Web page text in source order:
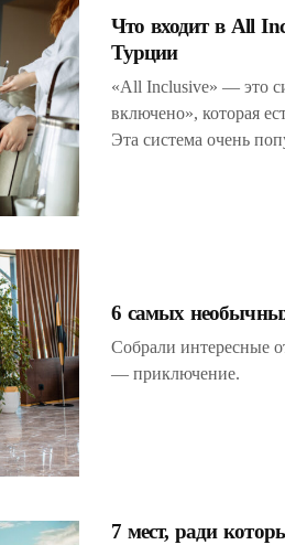
Что входит в All
Турции
«All Inclusive» — это
включено», которая
Эта система очень
6 самых
Собрали интересные
— приключение.
7 мест, ради